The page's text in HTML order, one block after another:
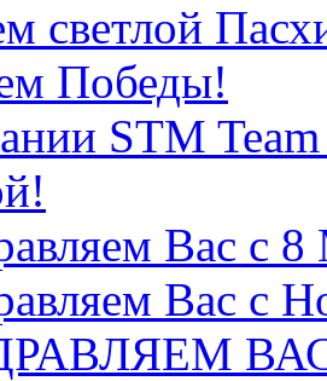
светлой
Победы!
STM Team
Вас c
Вас с